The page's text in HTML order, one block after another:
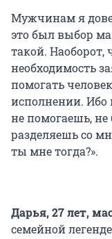
Мужчинам я
это был выбор
такой. Наоборот,
необходимость
помогать
исполнении. Ибо
не помогаешь,
разделяешь со
ты мне тогда?».
Дарья, 27 лет,
семейной